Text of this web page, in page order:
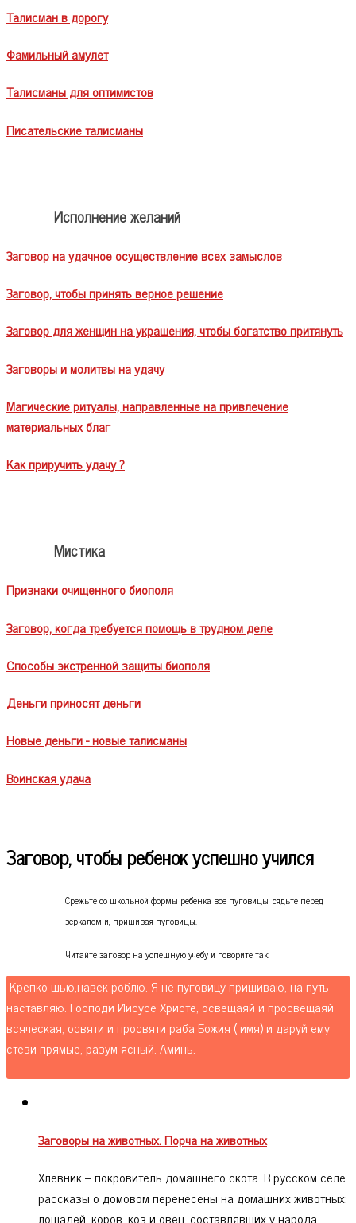
Талисман в дорогу
Фамильный амулет
Талисманы для оптимистов
Писательские талисманы
Исполнение желаний
Заговор на удачное осуществление всех замыслов
Заговор, чтобы принять верное решение
Заговор для женщин на украшения, чтобы богатство притянуть
Заговоры и молитвы на удачу
Магические ритуалы, направленные на привлечение
материальных благ
Как приручить удачу ?
Мистика
Признаки очищенного биополя
Заговор, когда требуется помощь в трудном деле
Способы экстренной защиты биополя
Деньги приносят деньги
Новые деньги - новые талисманы
Воинская удача
Заговор, чтобы ребенок успешно учился
Срежьте со школьной формы ребенка все пуговицы, сядьте перед
зеркалом и, пришивая пуговицы.
Читайте заговор на успешную учебу и говорите так:
Крепко шью,навек роблю. Я не пуговицу пришиваю, на путь
наставляю. Господи Иисусе Христе, освещаяй и просвещаяй
всяческая, освяти и просвяти раба Божия ( имя) и даруй ему
стези прямые, разум ясный. Аминь.
Заговоры на животных. Порча на животных
Хлевник – покровитель домашнего скота. В русском селе
рассказы о домовом перенесены на домашних животных:
лошадей, коров, коз и овец, составлявших у народа…